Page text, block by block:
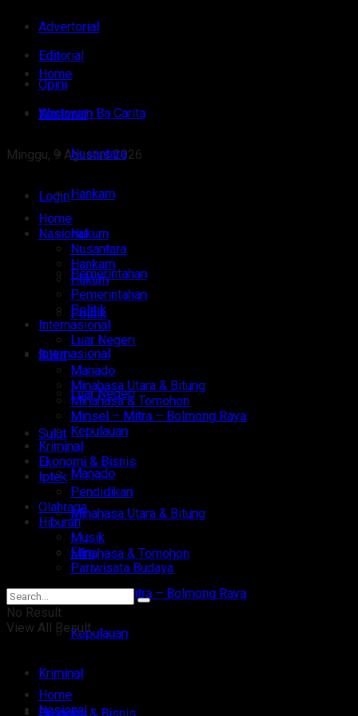
Advertorial
Editorial
Opini
Wartawan Ba Carita
Minggu, 9 Agustus 2026
Login
Home
Nasional
Nusantara
Hankam
Hukum
Pemerintahan
Politik
Internasional
Luar Negeri
Sulut
Manado
Minahasa Utara & Bitung
Minahasa & Tomohon
Minsel – Mitra – Bolmong Raya
Kepulauan
Kriminal
Home
Nasional
Nusantara
Hankam
Hukum
Pemerintahan
Politik
Internasional
Luar Negeri
Sulut
Manado
Minahasa Utara & Bitung
Minahasa & Tomohon
Minsel – Mitra – Bolmong Raya
Kepulauan
Kriminal
Ekonomi & Bisnis
Iptek
Pendidikan
Olahraga
Hiburan
Musik
Film
Pariwisata Budaya
No Result
View All Result
Home
Nasional